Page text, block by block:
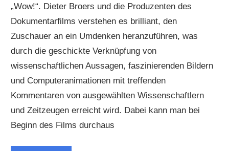
„Wow!“. Dieter Broers und die Produzenten des
Dokumentarfilms verstehen es brilliant, den
Zuschauer an ein Umdenken heranzuführen, was
durch die geschickte Verknüpfung von
wissenschaftlichen Aussagen, faszinierenden Bildern
und Computeranimationen mit treffenden
Kommentaren von ausgewählten Wissenschaftlern
und Zeitzeugen erreicht wird. Dabei kann man bei
Beginn des Films durchaus